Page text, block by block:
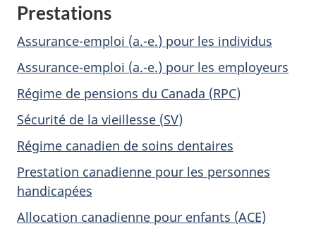
n
é
e
s
d
u
G
Prestations
Assurance-emploi (a.-e.) pour les individus
Assurance-emploi (a.-e.) pour les employeurs
Régime de pensions du Canada (RPC)
Sécurité de la vieillesse (SV)
Régime canadien de soins dentaires
Prestation canadienne pour les personnes
handicapées
Allocation canadienne pour enfants (ACE)